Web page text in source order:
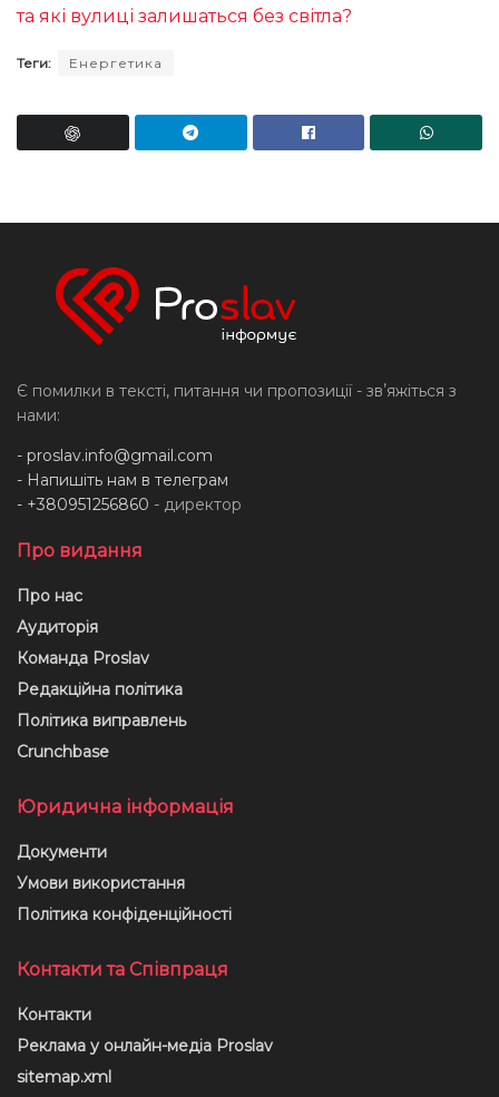
та які вулиці залишаться без світла?
Теги: Енергетика
Є помилки в тексті, питання чи пропозиції - звʼяжіться з
нами:
- proslav.info@gmail.com
- Напишіть нам в телеграм
- +380951256860 - директор
Про видання
Про нас
Аудиторія
Команда Proslav
Редакційна політика
Політика виправлень
Crunchbase
Юридична інформація
Документи
Умови використання
Політика конфіденційності
Контакти та Співпраця
Контакти
Реклама у онлайн-медіа Proslav
sitemap.xml